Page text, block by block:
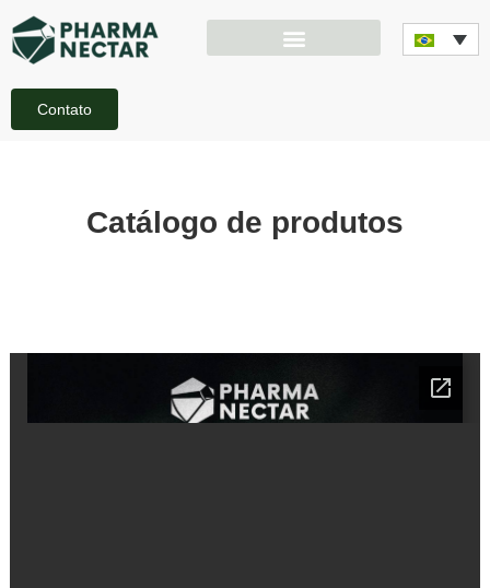
Contato
Catálogo de produtos